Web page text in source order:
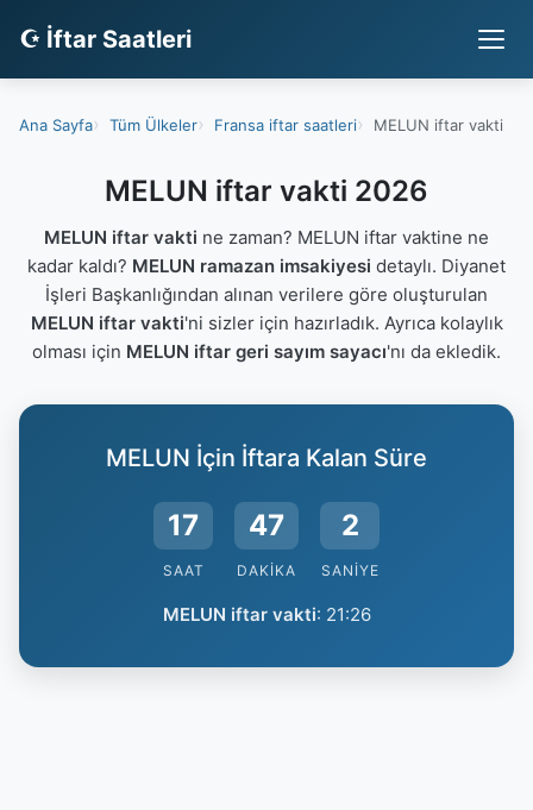
☪ İftar Saatleri
Ana Sayfa Tüm Ülkeler Fransa iftar saatleri MELUN iftar vakti
MELUN iftar vakti 2026
MELUN iftar vakti ne zaman? MELUN iftar vaktine ne
kadar kaldı? MELUN ramazan imsakiyesi detaylı. Diyanet
İşleri Başkanlığından alınan verilere göre oluşturulan
MELUN iftar vakti'ni sizler için hazırladık. Ayrıca kolaylık
olması için MELUN iftar geri sayım sayacı'nı da ekledik.
MELUN İçin İftara Kalan Süre
17
SAAT
47
DAKIKA
2
SANIYE
MELUN iftar vakti: 21:26